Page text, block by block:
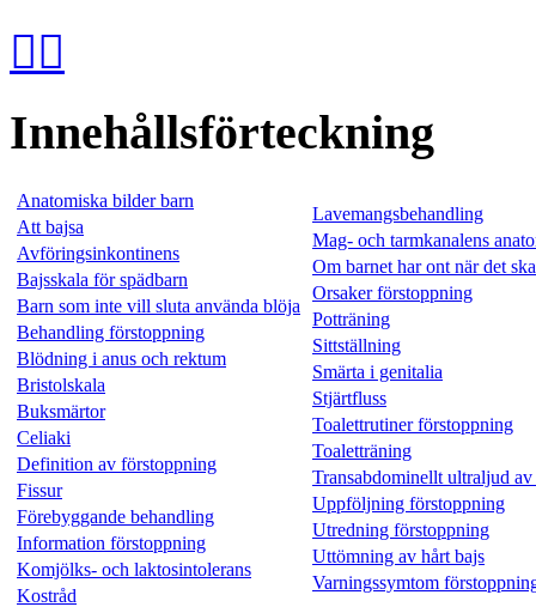

Innehållsförteckning
Anatomiska bilder barn
Att bajsa
Avföringsinkontinens
Bajsskala för spädbarn
Barn som inte vill sluta använda blöja
Behandling förstoppning
Blödning i anus och rektum
Bristolskala
Buksmärtor
Celiaki
Definition av förstoppning
Fissur
Förebyggande behandling
Information förstoppning
Komjölks- och laktosintolerans
Kostråd
Lavemangsbehandling
Mag- och tarmkanalens
Om barnet har ont när det
Orsaker förstoppning
Potträning
Sittställning
Smärta i genitalia
Stjärtfluss
Toalettrutiner förstoppning
Toaletträning
Transabdominellt ultraljud
Uppföljning förstoppning
Utredning förstoppning
Uttömning av hårt bajs
Varningssymtom